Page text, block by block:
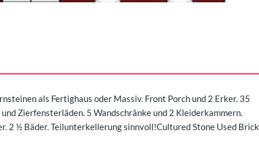
als Fertighaus oder Massiv. Front Porch und 2 Erker. 35
Zierfensterläden. 5 Wandschränke und 2 Kleiderkammern.
2 ½ Bäder. Teilunterkellerung sinnvoll!Cultured Stone Used Brick